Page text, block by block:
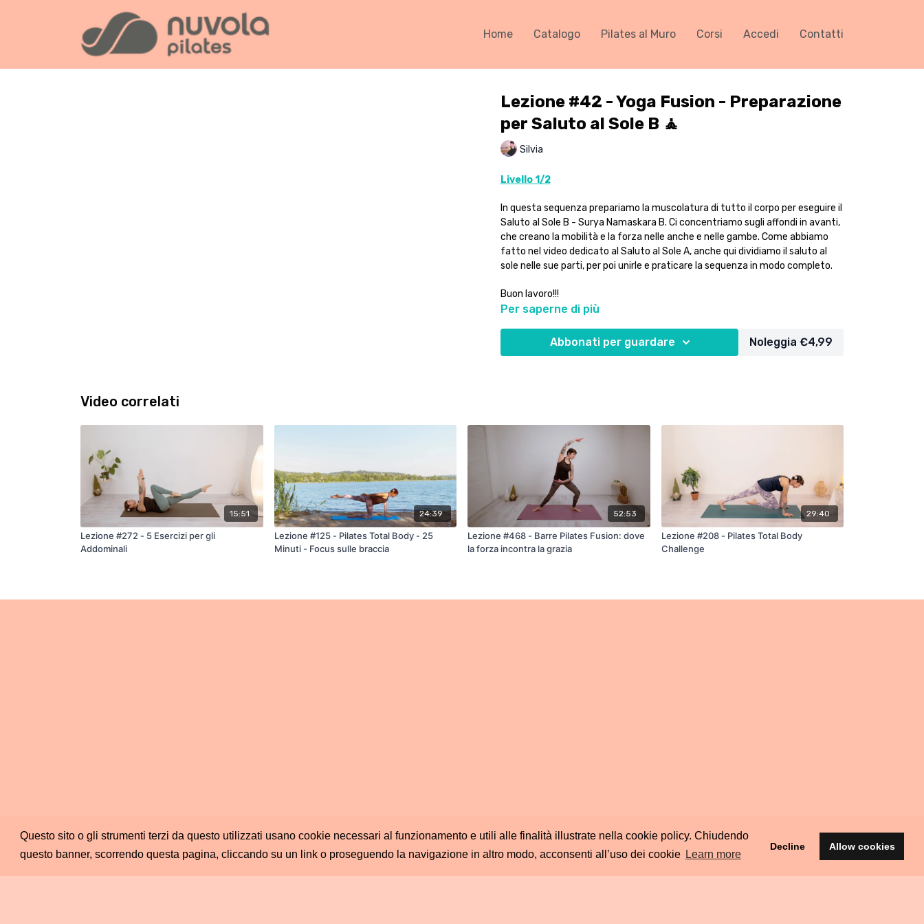
Questo sito o gli strumenti terzi da questo utilizzati usano cookie necessari al funzionamento e utili alle finalità illustrate nella cookie policy. Chiudendo
questo banner, scorrendo questa pagina, cliccando su un link o proseguendo la navigazione in altro modo, acconsenti all’uso dei cookie Learn more
Decline Allow cookies
Home Catalogo Pilates al Muro Corsi Accedi Contatti
Lezione #42 - Yoga Fusion - Preparazione
per Saluto al Sole B 🧘
Silvia
Livello 1/2
In questa sequenza prepariamo la muscolatura di tutto il corpo per eseguire il
Saluto al Sole B - Surya Namaskara B. Ci concentriamo sugli affondi in avanti,
che creano la mobilità e la forza nelle anche e nelle gambe. Come abbiamo
fatto nel video dedicato al Saluto al Sole A, anche qui dividiamo il saluto al
sole nelle sue parti, per poi unirle e praticare la sequenza in modo completo.
Buon lavoro!!!
Per saperne di più
Abbonati per guardare Noleggia €4,99
Video correlati
15:51
Lezione #272 - 5 Esercizi per gli
Addominali
24:39
Lezione #125 - Pilates Total Body - 25
Minuti - Focus sulle braccia
52:53
Lezione #468 - Barre Pilates Fusion: dove
la forza incontra la grazia
29:40
Lezione #208 - Pilates Total Body
Challenge